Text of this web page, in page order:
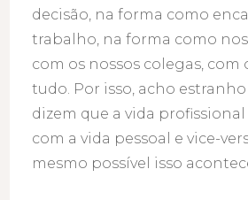
decisão, na forma como
trabalho, na forma como
com os nossos colegas, com
tudo. Por isso, acho
dizem que a vida profissional
com a vida pessoal e vice-
mesmo possível isso